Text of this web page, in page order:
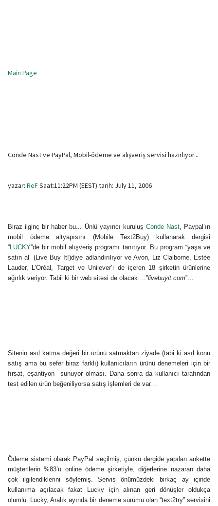
Main Page
Conde Nast ve PayPal, Mobil-ödeme ve alışveriş servisi hazırlıyor...
yazar: ReFSaat:11:22PM (EEST) tarih: July 11, 2006
Biraz ilginç bir haber bu... Ünlü yayıncı kuruluş Conde Nast, Paypal’ın
mobil ödeme altyapısını (Mobile Text2Buy) kullanarak dergisi
“LUCKY”de bir mobil alışveriş programı tanıtıyor. Bu program “yaşa ve
satın al” (Live Buy It!)diye adlandırılıyor ve Avon, Liz Claiborne, Estée
Lauder, L’Oréal, Target ve Unilever’i de içeren 18 şirketin ürünlerine
ağırlık veriyor. Tabii ki bir web sitesi de olacak….”livebuyit.com”…
Sitenin asıl katma değeri bir ürünü satmaktan ziyade (tabi ki asıl konu
satış ama bu sefer biraz farklı) kullanıcıların ürünü denemeleri için bir
fırsat, eşantiyon sunuyor olması. Daha sonra da kullanıcı tarafından
test edilen ürün beğeniliyorsa satış işlemleri de var…
Ödeme sistemi olarak PayPal seçilmiş, çünkü dergide yapılan ankette
müşterilerin %83’ü online ödeme şirketiyle, diğerlerine nazaran daha
çok ilgilendiklerini söylemiş. Servis önümüzdeki birkaç ay içinde
kullanıma açılacak fakat Lucky için alınan geri dönüşler oldukça
olumlu. Lucky, Aralık ayında bir deneme sürümü olan “text2try” servisini